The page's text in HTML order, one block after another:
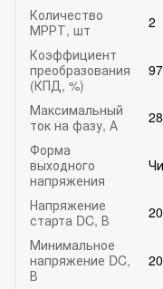
Количество
МРРТ, шт
2
Коэффициент
преобразования
(КПД, %)
Максимальный
ток на фазу, А
Форма
выходного
напряжения
Напряжение
старта DC, В
Минимальное
напряжение DC,
В